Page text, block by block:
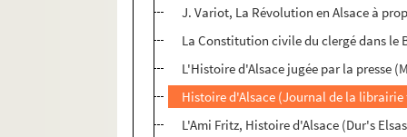
J. Variot, La Révolution en Alsace à
La Constitution civile du clergé dans le
L'Histoire d'Alsace jugée par la presse
Histoire d'Alsace (Journal de la librairie
L'Ami Fritz, Histoire d'Alsace (Dur's